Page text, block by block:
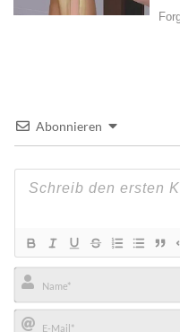
Abonnieren
Name*